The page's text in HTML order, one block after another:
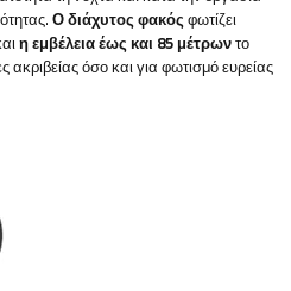
Ο διάχυτος φακόςφωτίζει
η εμβέλεια έως και 85 μέτρωντο
ακριβείας όσο και για φωτισμό ευρείας